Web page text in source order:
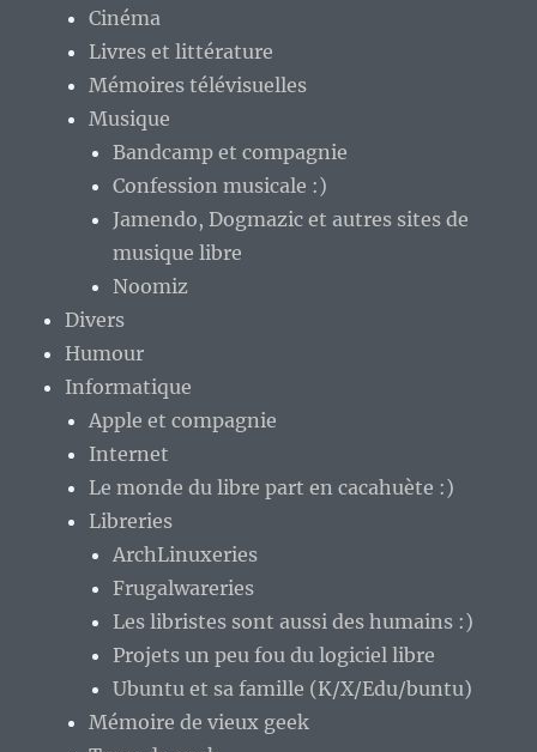
Cinéma
Livres et littérature
Mémoires télévisuelles
Musique
Bandcamp et compagnie
Confession musicale :)
Jamendo, Dogmazic et autres sites de
musique libre
Noomiz
Divers
Humour
Informatique
Apple et compagnie
Internet
Le monde du libre part en cacahuète :)
Libreries
ArchLinuxeries
Frugalwareries
Les libristes sont aussi des humains :)
Projets un peu fou du logiciel libre
Ubuntu et sa famille (K/X/Edu/buntu)
Mémoire de vieux geek